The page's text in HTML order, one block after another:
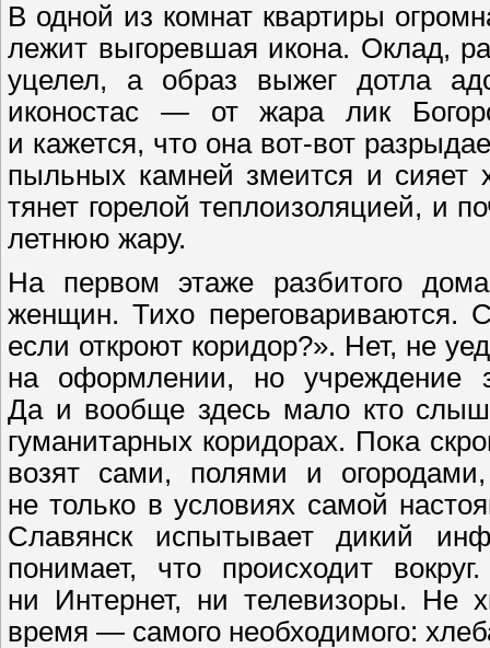
В одной из комнат квартиры
лежит выгоревшая икона. Оклад,
уцелел, а образ выжег дотла
иконостас — от жара лик
и кажется, что она вот-вот
пыльных камней змеится и
тянет горелой теплоизоляцией, и
летнюю жару.
На первом этаже разбитого
женщин. Тихо переговариваются.
если откроют коридор?». Нет, не
на оформлении, но учреждение
Да и вообще здесь мало кто
гуманитарных коридорах. Пока
возят сами, полями и
не только в условиях самой
Славянск испытывает дикий
понимает, что происходит
ни Интернет, ни телевизоры. Не
время — самого необходимого: